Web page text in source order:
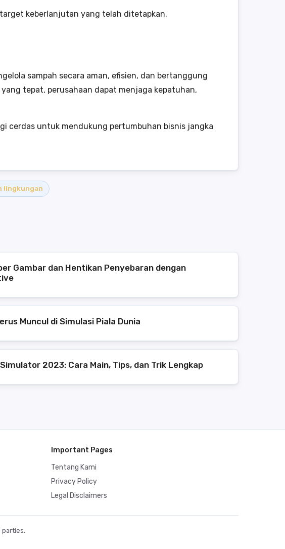
keberlanjutan yang telah ditetapkan.
sampah secara aman, efisien, dan bertanggung
tepat, perusahaan dapat menjaga kepatuhan,
cerdas untuk mendukung pertumbuhan bisnis jangka
lingkungan
Gambar dan Hentikan Penyebaran dengan
Muncul di Simulasi Piala Dunia
2023: Cara Main, Tips, dan Trik Lengkap
Important Pages
Tentang Kami
Privacy Policy
Legal Disclaimers
parties.